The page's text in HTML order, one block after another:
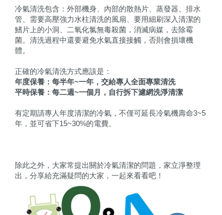
冷氣清洗包含：外部機身、內部的散熱片、蒸發器、排水
管、需要高壓強力水柱清洗的風扇、要用細刷深入清潔的
鰭片上的小洞、二氧化氯無毒殺菌，消滅病媒，去除霉
菌。清洗過程中還要避免水氣直接接觸，否則會損壞機
體。
正確的冷氣清洗方式應該是：
年度保養：每半年~一年，交給專人全面專業清洗
平時保養：每二週~一個月，自行拆下濾網洗淨清潔
有定期請專人年度清潔的冷氣，不僅可延長冷氣機壽命3~5
年，並可省下15~30%的電費。
除此之外，大家常提出關於冷氣清潔的問題，家立淨整理
出，分享給充滿疑問的大家，一起來看看吧！